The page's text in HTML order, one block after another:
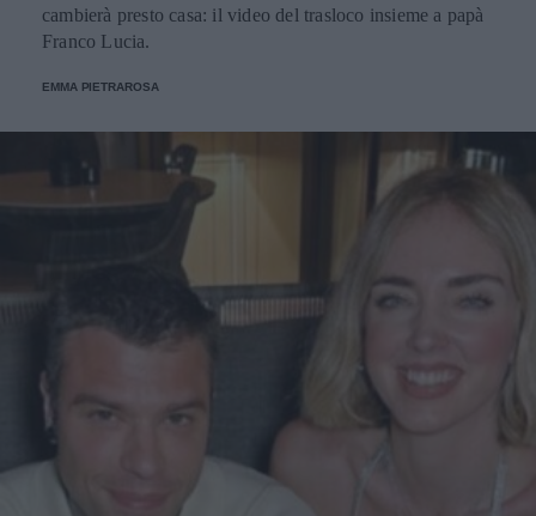
cambierà presto casa: il video del trasloco insieme a papà
Franco Lucia.
EMMA PIETRAROSA